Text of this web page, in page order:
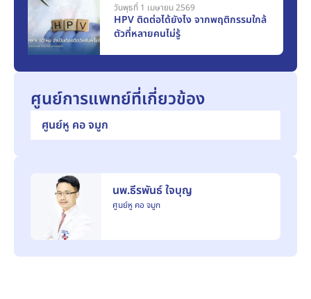
วันพุธที่ 1 เมษายน 2569
HPV ติดต่อได้ยังไง จากพฤติกรรมใกล้
ตัวที่หลายคนไม่รู้
ศูนย์การแพทย์ที่เกี่ยวข้อง
ศูนย์หู คอ จมูก
นพ.ธีรพันธ์ ใจบุญ
ศูนย์หู คอ จมูก